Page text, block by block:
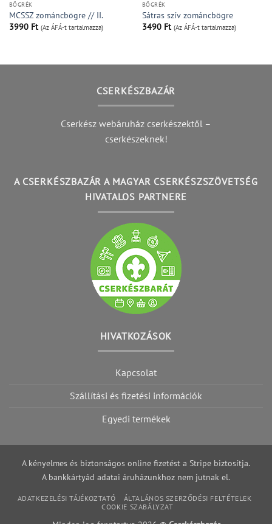
BÖGRÉK
MCSSZ zománcbögre // II.
3990 Ft (Az ÁFÁ-t tartalmazza)
BÖGRÉK
Sátras szív zománcbögre
3490 Ft (Az ÁFÁ-t tartalmazza)
CSERKÉSZBAZÁR
Cserkész webáruház cserkészektől –
cserkészeknek!
A CSERKÉSZBAZÁR A MAGYAR CSERKÉSZSZÖVETSÉG
HIVATALOS PARTNERE
HIVATKOZÁSOK
Kapcsolat
Szállítási és fizetési információk
Egyedi termékek
A kényelmes és biztonságos online fizetést a Stripe biztosítja.
A bankkártyád adatai áruházunkhoz nem jutnak el.
ADATKEZELÉSI TÁJÉKOZTATÓ
ÁLTALÁNOS SZERZŐDÉSI FELTÉTELEK
COOKIE SZABÁLYZAT